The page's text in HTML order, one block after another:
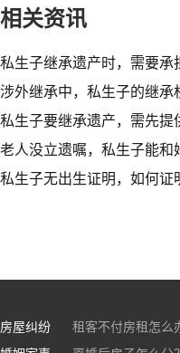
相关资讯
私生子继承遗产时，需要承
涉外继承中，私生子的继承
私生子要继承遗产，需先提
老人没立遗嘱，私生子能和
私生子无出生证明，如何证
房屋纠纷 租客不付房租怎么